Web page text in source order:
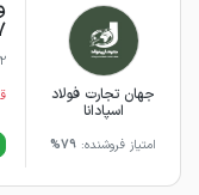
جهان تجارت فولاد
اسپادانا
امتیاز فروشنده: 79%
2 ماه پیش